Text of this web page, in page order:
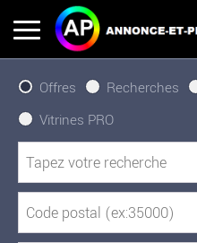
Offres Recherches
Vitrines PRO